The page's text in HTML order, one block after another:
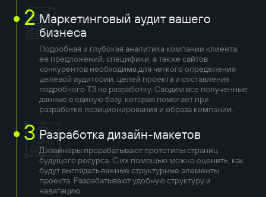
2 Маркетинговый аудит вашего
бизнеса
Подробная и глубокая аналитика компании клиента,
ее предложений, специфики, а также сайтов
конкурентов необходима для четкого определения
целевой аудитории, целей проекта и составления
подробного ТЗ на разработку. Сводим все полученные
данные в единую базу, которая помогает при
разработке позиционирования и образа компании.
3 Разработка дизайн-макетов
Дизайнеры прорабатывают прототипы страниц
будущего ресурса. С их помощью можно оценить, как
будут выглядеть важные структурные элементы
проекта. Разрабатывают удобную структуру и
навигацию.